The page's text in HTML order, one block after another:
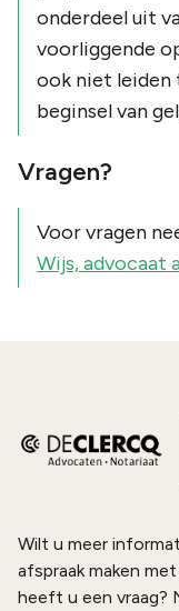
onderdeel uit
voorliggende
ook niet leiden
beginsel van
Vragen?
Voor vragen
Wijs, advocaat
Wilt u meer
afspraak maken
heeft u een vraag?